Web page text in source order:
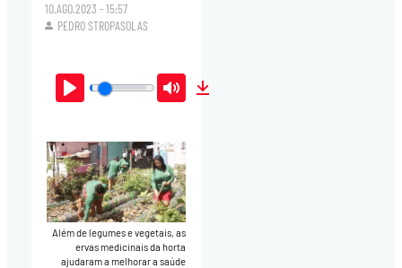
10.AGO.2023 - 15:57
PEDRO STROPASOLAS
Play Mute
Além de legumes e vegetais, as
ervas medicinais da horta
ajudaram a melhorar a saúde